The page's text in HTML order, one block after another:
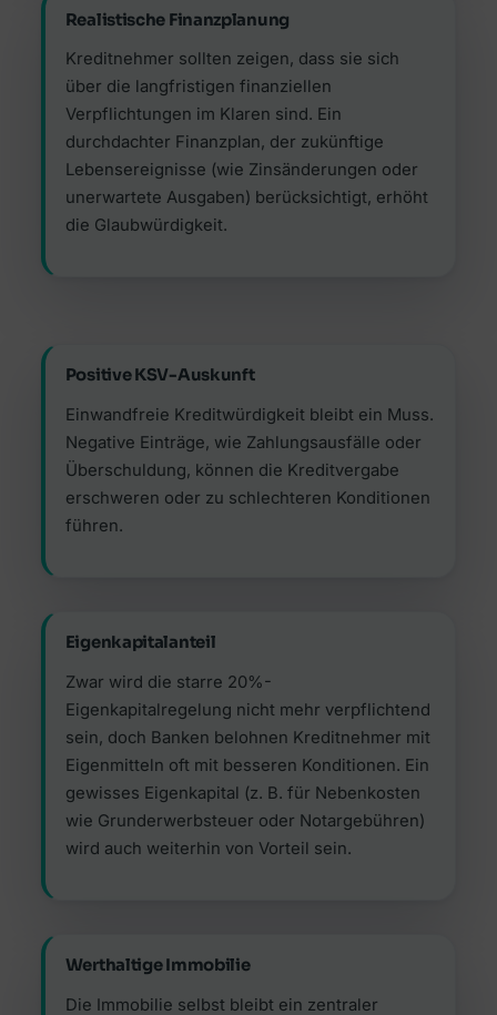
Realistische Finanzplanung
Kreditnehmer sollten zeigen, dass sie sich
über die langfristigen finanziellen
Verpflichtungen im Klaren sind. Ein
durchdachter Finanzplan, der zukünftige
Lebensereignisse (wie Zinsänderungen oder
unerwartete Ausgaben) berücksichtigt, erhöht
die Glaubwürdigkeit.
Positive KSV-Auskunft
Einwandfreie Kreditwürdigkeit bleibt ein Muss.
Negative Einträge, wie Zahlungsausfälle oder
Überschuldung, können die Kreditvergabe
erschweren oder zu schlechteren Konditionen
führen.
Eigenkapitalanteil
Zwar wird die starre 20%-
Eigenkapitalregelung nicht mehr verpflichtend
sein, doch Banken belohnen Kreditnehmer mit
Eigenmitteln oft mit besseren Konditionen. Ein
gewisses Eigenkapital (z. B. für Nebenkosten
wie Grunderwerbsteuer oder Notargebühren)
wird auch weiterhin von Vorteil sein.
Werthaltige Immobilie
Die Immobilie selbst bleibt ein zentraler